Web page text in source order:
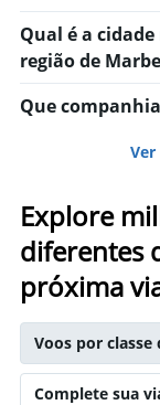
Qual é a
região de
Que
Explore
diferentes
próxima
Voos por classe
Complete sua